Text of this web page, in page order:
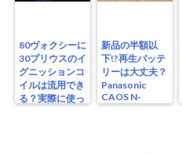
80ヴォクシーに
30プリウスのイ
グニッションコ
イルは流用でき
る？実際に使っ
新品の半額以
下!?再生バッテ
リーは大丈夫？
Panasonic
CAOS N-
S115/A4を実測